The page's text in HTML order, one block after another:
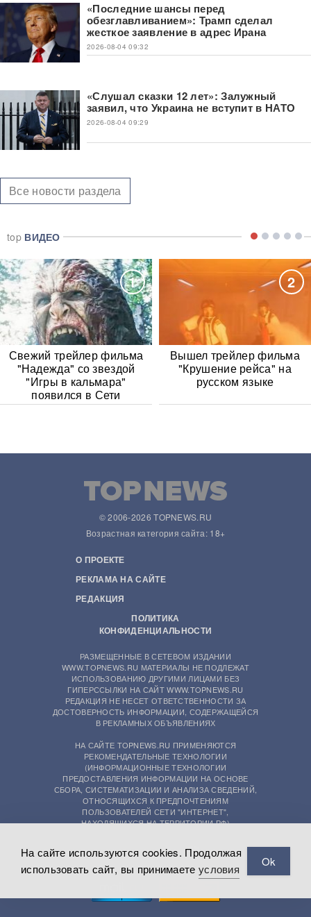
«Последние шансы перед
обезглавливанием»: Трамп сделал
жесткое заявление в адрес Ирана
2026-08-04 09:32
«Слушал сказки 12 лет»: Залужный
заявил, что Украина не вступит в НАТО
2026-08-04 09:29
Все новости раздела
top ВИДЕО
1
Свежий трейлер фильма
"Надежда" со звездой
"Игры в кальмара"
появился в Сети
2
Вышел трейлер фильма
"Крушение рейса" на
русском языке
© 2006-2026 TOPNEWS.RU
Возрастная категория сайта: 18+
О ПРОЕКТЕ
РЕКЛАМА НА САЙТЕ
РЕДАКЦИЯ
ПОЛИТИКА
КОНФИДЕНЦИАЛЬНОСТИ
РАЗМЕЩЕННЫЕ В СЕТЕВОМ ИЗДАНИИ
WWW.TOPNEWS.RU МАТЕРИАЛЫ НЕ ПОДЛЕЖАТ
ИСПОЛЬЗОВАНИЮ ДРУГИМИ ЛИЦАМИ БЕЗ
ГИПЕРССЫЛКИ НА САЙТ WWW.TOPNEWS.RU
РЕДАКЦИЯ НЕ НЕСЕТ ОТВЕТСТВЕННОСТИ ЗА
ДОСТОВЕРНОСТЬ ИНФОРМАЦИИ, СОДЕРЖАЩЕЙСЯ
В РЕКЛАМНЫХ ОБЪЯВЛЕНИЯХ
НА САЙТЕ TOPNEWS.RU ПРИМЕНЯЮТСЯ
РЕКОМЕНДАТЕЛЬНЫЕ ТЕХНОЛОГИИ
(ИНФОРМАЦИОННЫЕ ТЕХНОЛОГИИ
ПРЕДОСТАВЛЕНИЯ ИНФОРМАЦИИ НА ОСНОВЕ
СБОРА, СИСТЕМАТИЗАЦИИ И АНАЛИЗА СВЕДЕНИЙ,
ОТНОСЯЩИХСЯ К ПРЕДПОЧТЕНИЯМ
ПОЛЬЗОВАТЕЛЕЙ СЕТИ "ИНТЕРНЕТ",
НАХОДЯЩИХСЯ НА ТЕРРИТОРИИ РФ)
На сайте используются cookies. Продолжая
использовать сайт, вы принимаете условия
Ok